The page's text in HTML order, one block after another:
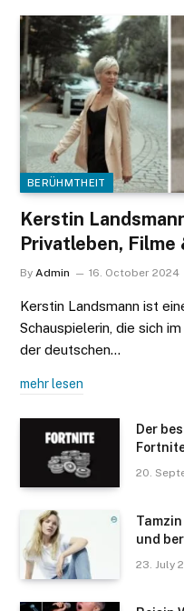
BERÜHMTHEIT
Kerstin
Privatleben, Filme
By Admin 16. October 2024
Kerstin Landsmann ist
Schauspielerin, die sich
der deutschen…
mehr lesen
Der
20.
und
23. July